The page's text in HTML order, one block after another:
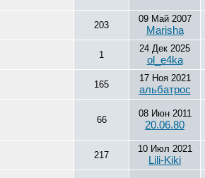
203
09 Май 2007
Marisha
1
24 Дек 2025
ol_e4ka
165
17 Ноя 2021
альбатрос
66
08 Июн 2011
20.06.80
217
10 Июл 2021
Lili-Kiki